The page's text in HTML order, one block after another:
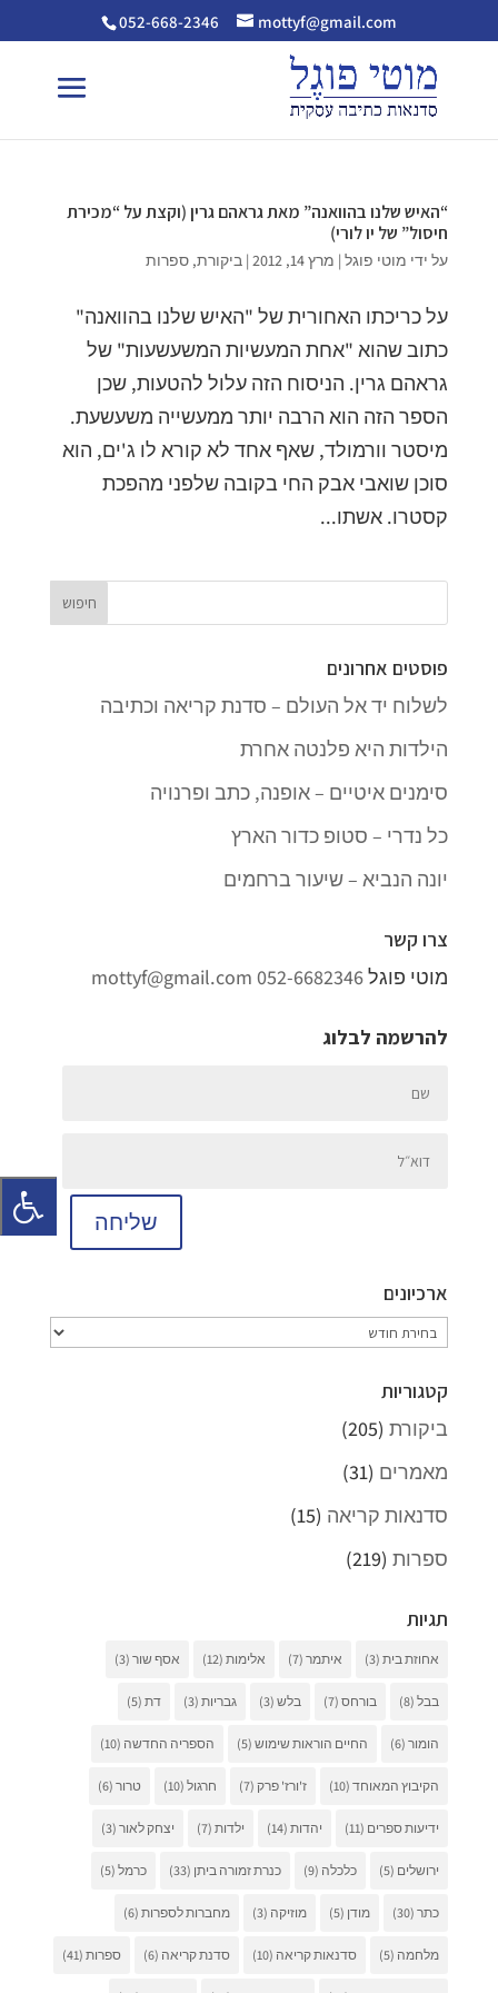
052-668-2346 mottyf@gmail.com
“האיש שלנו בהוואנה” מאת גראהם גרין (וקצת על “מכירת
חיסול” של יו לורי)
על ידי מוטי פוגל| מרץ 14, 2012 | ביקורת, ספרות
על כריכתו האחורית של "האיש שלנו בהוואנה"
כתוב שהוא "אחת המעשיות המשעשעות" של
גראהם גרין. הניסוח הזה עלול להטעות, שכן
הספר הזה הוא הרבה יותר ממעשייה משעשעת.
מיסטר וורמולד, שאף אחד לא קורא לו ג'ים, הוא
סוכן שואבי אבק החי בקובה שלפני מהפכת
קסטרו. אשתו...
פוסטים אחרונים
לשלוח יד אל העולם – סדנת קריאה וכתיבה
הילדות היא פלנטה אחרת
סימנים איטיים – אופנה, כתב ופרנויה
כל נדרי – סטופ כדור הארץ
יונה הנביא – שיעור ברחמים
צרו קשר
מוטי פוגל052-6682346
mottyf@gmail.com
להרשמה לבלוג
שליחה
ארכיונים
ארכיונים
קטגוריות
ביקורת(205)
מאמרים (31)
סדנאות קריאה (15)
ספרות(219)
תגיות
אחוזת בית(3) איתמר(7) אלימות(12) אסף שור(3)
בבל(8) בורחס(7) בלש(3) גבריות(3) דת(5)
הומור(6) החיים הוראות שימוש(5) הספריה החדשה (10)
הקיבוץ המאוחד(10) ז'ורז' פרק(7) חרגול(10) טרור(6)
ידיעות ספרים (11) יהדות(14) ילדות(7) יצחק לאור(3)
ירושלים (5) כלכלה (9) כנרת זמורה ביתן (33) כרמל(5)
כתר(30) מודן (5) מוזיקה (3) מחברות לספרות(6)
מלחמה (5) סדנאות קריאה (10) סדנת קריאה (6) ספרות(41)